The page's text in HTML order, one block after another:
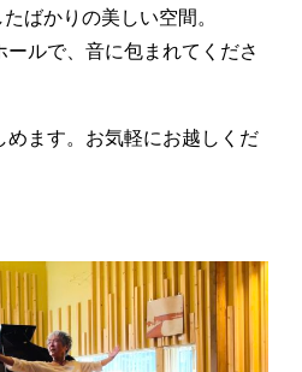
ばかりの美しい空間。
ルで、音に包まれてくださ
めます。お気軽にお越しくだ